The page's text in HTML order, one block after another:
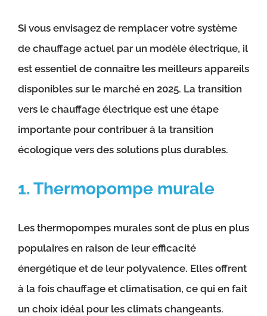
Si vous envisagez de remplacer votre système
de chauffage actuel par un modèle électrique, il
est essentiel de connaître les meilleurs appareils
disponibles sur le marché en 2025. La transition
vers le chauffage électrique est une étape
importante pour contribuer à la transition
écologique vers des solutions plus durables.
1. Thermopompe murale
Les thermopompes murales sont de plus en plus
populaires en raison de leur efficacité
énergétique et de leur polyvalence. Elles offrent
à la fois chauffage et climatisation, ce qui en fait
un choix idéal pour les climats changeants.